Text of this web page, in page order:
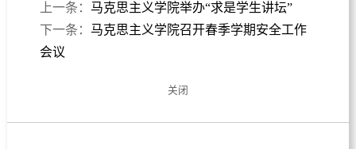
上一条： 马克思主义学院举办“求是学生讲坛”
下一条： 马克思主义学院召开春季学期安全工作
会议
关闭